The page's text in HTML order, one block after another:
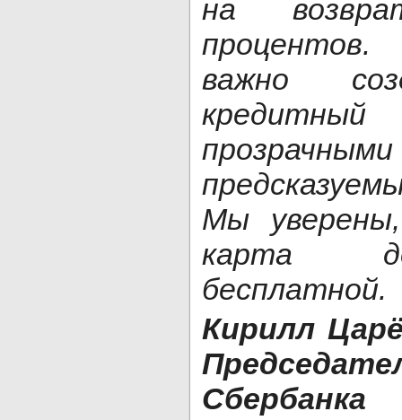
на
важно
Мы
карта
бесплатной.
Кирилл
Сбербанка